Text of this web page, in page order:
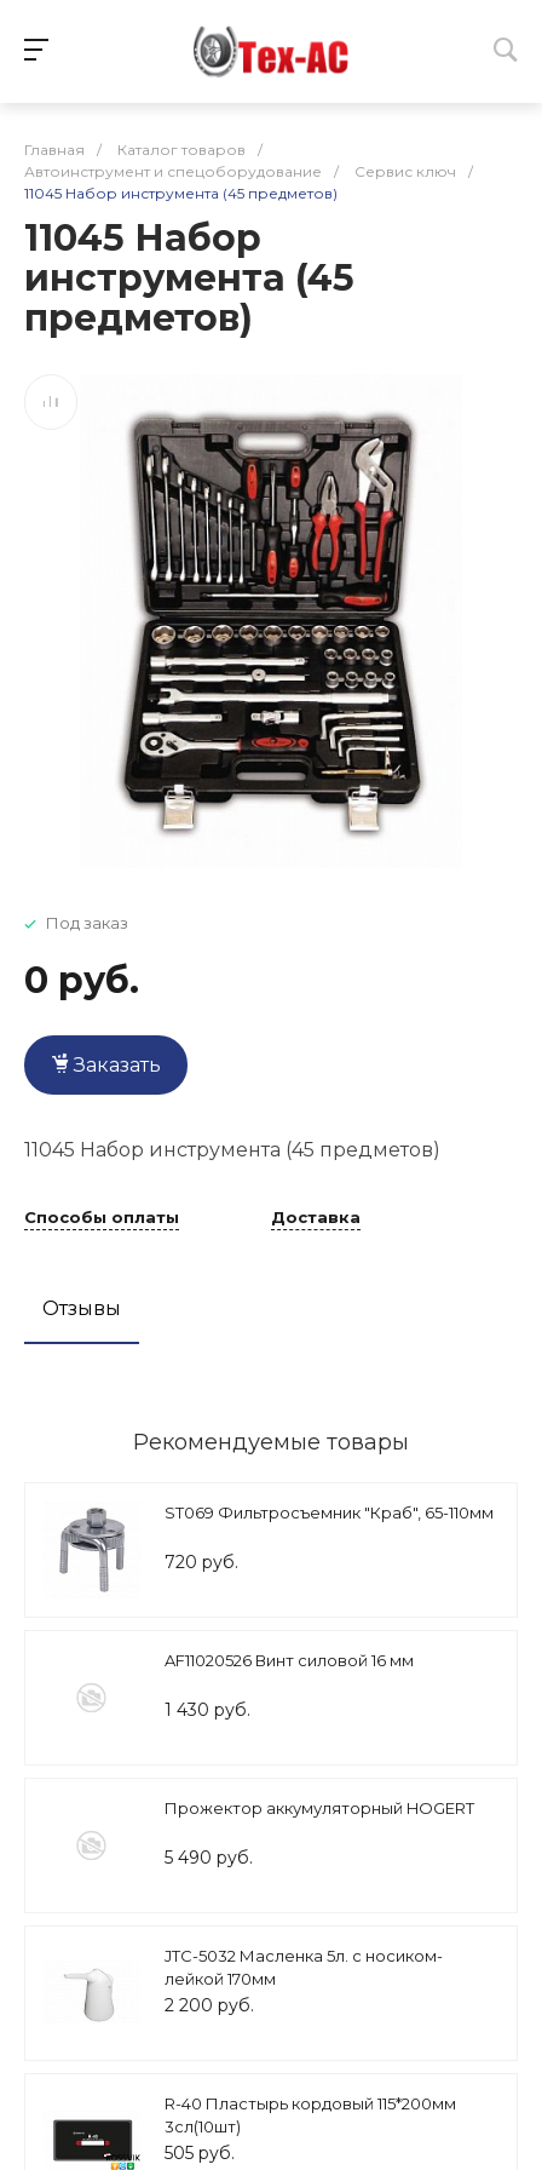
Главная / Каталог товаров
/
Автоинструмент и спецоборудование
/ Сервис ключ
/
11045 Набор инструмента (45 предметов)
11045 Набор
инструмента (45
предметов)
Под заказ
0 руб.
Заказать
11045 Набор инструмента (45 предметов)
Способы оплаты Доставка
Отзывы
Рекомендуемые товары
ST069 Фильтросъемник "Краб", 65-110мм
720 руб.
AF11020526 Винт силовой 16 мм
1 430 руб.
Прожектор аккумуляторный HOGERT
5 490 руб.
JTC-5032 Масленка 5л. с носиком-
лейкой 170мм
2 200 руб.
R-40 Пластырь кордовый 115*200мм
3сл(10шт)
505 руб.